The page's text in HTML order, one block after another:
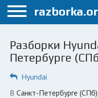
Санкт-Петербург
Каталог разборок
Разборки
Петербурге
Hyundai
в Санкт-Петербурге (СПб) зарегистрировано 137